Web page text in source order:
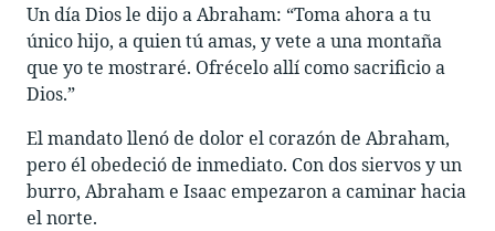
Un día Dios le dijo a Abraham: “Toma ahora a tu
único hijo, a quien tú amas, y vete a una montaña
que yo te mostraré. Ofrécelo allí como sacrificio a
Dios.”
El mandato llenó de dolor el corazón de Abraham,
pero él obedeció de inmediato. Con dos siervos y un
burro, Abraham e Isaac empezaron a caminar hacia
el norte.